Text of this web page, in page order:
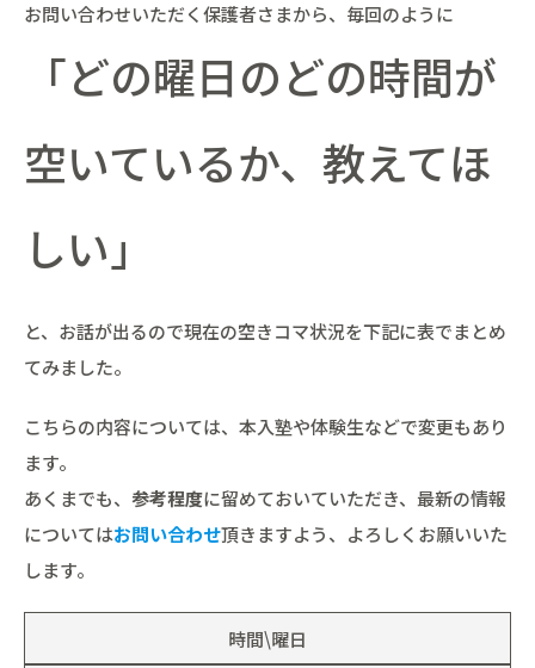
お問い合わせいただく保護者さまから、毎回のように
「どの曜日のどの時間が
空いているか、教えてほ
しい」
と、お話が出るので現在の空きコマ状況を下記に表でまとめ
てみました。
こちらの内容については、本入塾や体験生などで変更もあり
ます。
あくまでも、 参考程度に留めておいていただき、最新の情報
についてはお問い合わせ頂きますよう、よろしくお願いいた
します。
時間\曜日